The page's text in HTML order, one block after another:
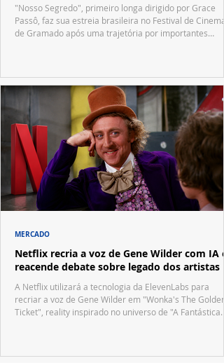
"Nosso Segredo", primeiro longa dirigido por Grace
Passô, faz sua estreia brasileira no Festival de Cinema
de Gramado após uma trajetória por importantes
Netflix recria a voz de Gene Wilder com IA e
reacende debate sobre legado dos artistas
A Netflix utilizará a tecnologia da ElevenLabs para
recriar a voz de Gene Wilder em "Wonka's The Golden
Ticket", reality inspirado no universo de "A Fantástica
MERCADO